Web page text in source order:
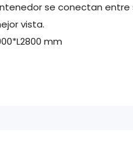
se conectan
vista.
mm